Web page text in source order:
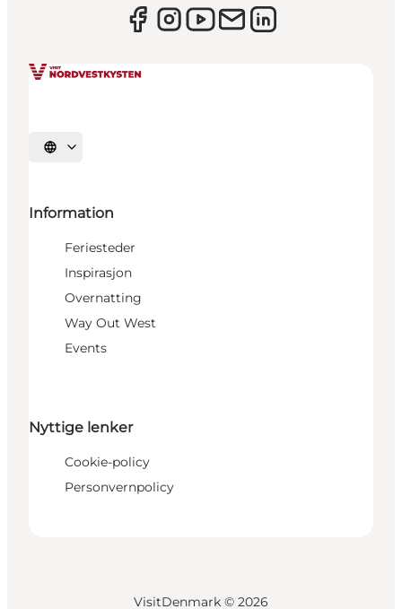
Velg språk
Information
Feriesteder
Inspirasjon
Overnatting
Way Out West
Events
Nyttige lenker
Cookie-policy
Personvernpolicy
VisitDenmark © 2026